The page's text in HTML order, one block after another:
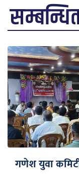
गणेश युवा